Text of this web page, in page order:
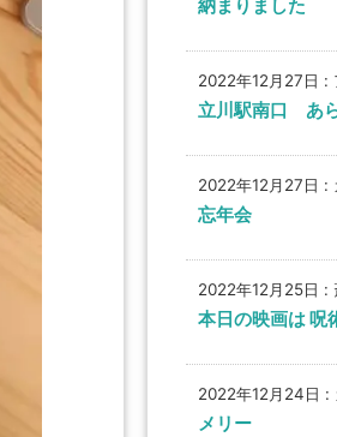
納まりました
2022年12月27日 :
立川駅南口 あ
2022年12月27日 :
忘年会
2022年12月25日 :
本日の映画は 呪
2022年12月24日 :
メリー